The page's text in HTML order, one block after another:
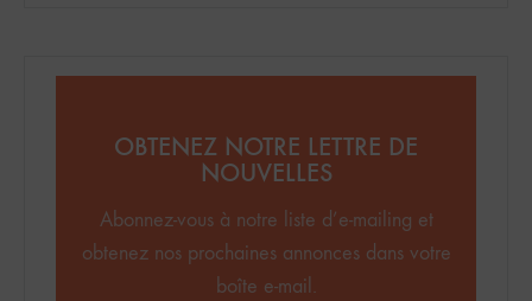
OBTENEZ NOTRE LETTRE DE
NOUVELLES
Abonnez-vous à notre liste d’e-mailing et
obtenez nos prochaines annonces dans votre
boîte e-mail.